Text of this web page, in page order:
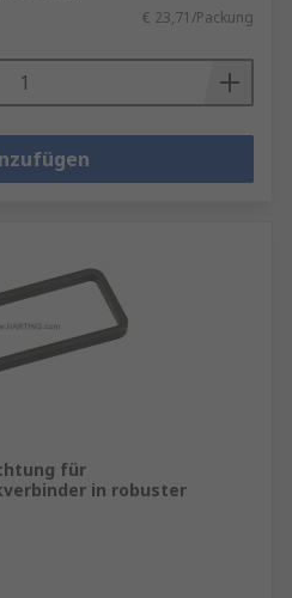
€ 23,71/Packung
für
in robuster